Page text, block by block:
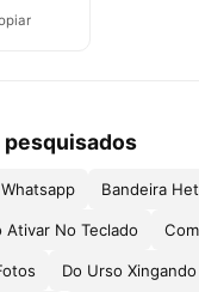
Bandeira
Ativar No Teclado
Do Urso